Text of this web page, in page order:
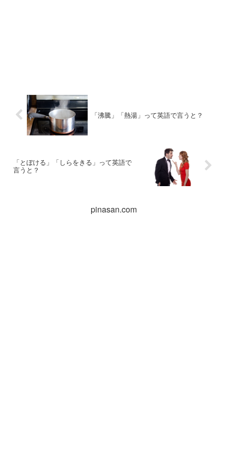
「沸騰」「熱湯」って英語で言うと？
「とぼける」「しらをきる」って英語で
言うと？
pinasan.com